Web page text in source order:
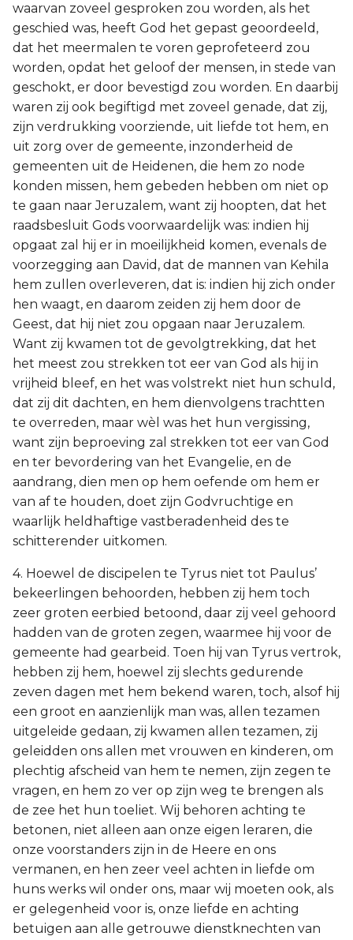
waarvan zoveel gesproken zou worden, als het
geschied was, heeft God het gepast geoordeeld,
dat het meermalen te voren geprofeteerd zou
worden, opdat het geloof der mensen, in stede van
geschokt, er door bevestigd zou worden. En daarbij
waren zij ook begiftigd met zoveel genade, dat zij,
zijn verdrukking voorziende, uit liefde tot hem, en
uit zorg over de gemeente, inzonderheid de
gemeenten uit de Heidenen, die hem zo node
konden missen, hem gebeden hebben om niet op
te gaan naar Jeruzalem, want zij hoopten, dat het
raadsbesluit Gods voorwaardelijk was: indien hij
opgaat zal hij er in moeilijkheid komen, evenals de
voorzegging aan David, dat de mannen van Kehila
hem zullen overleveren, dat is: indien hij zich onder
hen waagt, en daarom zeiden zij hem door de
Geest, dat hij niet zou opgaan naar Jeruzalem.
Want zij kwamen tot de gevolgtrekking, dat het
het meest zou strekken tot eer van God als hij in
vrijheid bleef, en het was volstrekt niet hun schuld,
dat zij dit dachten, en hem dienvolgens trachtten
te overreden, maar wèl was het hun vergissing,
want zijn beproeving zal strekken tot eer van God
en ter bevordering van het Evangelie, en de
aandrang, dien men op hem oefende om hem er
van af te houden, doet zijn Godvruchtige en
waarlijk heldhaftige vastberadenheid des te
schitterender uitkomen.
4. Hoewel de discipelen te Tyrus niet tot Paulus’
bekeerlingen behoorden, hebben zij hem toch
zeer groten eerbied betoond, daar zij veel gehoord
hadden van de groten zegen, waarmee hij voor de
gemeente had gearbeid. Toen hij van Tyrus vertrok,
hebben zij hem, hoewel zij slechts gedurende
zeven dagen met hem bekend waren, toch, alsof hij
een groot en aanzienlijk man was, allen tezamen
uitgeleide gedaan, zij kwamen allen tezamen, zij
geleidden ons allen met vrouwen en kinderen, om
plechtig afscheid van hem te nemen, zijn zegen te
vragen, en hem zo ver op zijn weg te brengen als
de zee het hun toeliet. Wij behoren achting te
betonen, niet alleen aan onze eigen leraren, die
onze voorstanders zijn in de Heere en ons
vermanen, en hen zeer veel achten in liefde om
huns werks wil onder ons, maar wij moeten ook, als
er gelegenheid voor is, onze liefde en achting
betuigen aan alle getrouwe dienstknechten van